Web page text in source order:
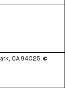
CA 94025. ©